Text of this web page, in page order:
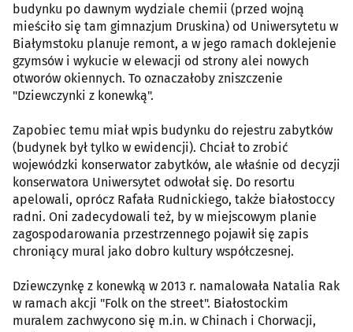
budynku po dawnym wydziale chemii (przed wojną
mieściło się tam gimnazjum Druskina) od Uniwersytetu w
Białymstoku planuje remont, a w jego ramach doklejenie
gzymsów i wykucie w elewacji od strony alei nowych
otworów okiennych. To oznaczałoby zniszczenie
"Dziewczynki z konewką".
Zapobiec temu miał wpis budynku do rejestru zabytków
(budynek był tylko w ewidencji). Chciał to zrobić
wojewódzki konserwator zabytków, ale właśnie od decyzji
konserwatora Uniwersytet odwołał się. Do resortu
apelowali, oprócz Rafała Rudnickiego, także białostoccy
radni. Oni zadecydowali też, by w miejscowym planie
zagospodarowania przestrzennego pojawił się zapis
chroniący mural jako dobro kultury współczesnej.
Dziewczynkę z konewką w 2013 r. namalowała Natalia Rak
w ramach akcji "Folk on the street". Białostockim
muralem zachwycono się m.in. w Chinach i Chorwacji,